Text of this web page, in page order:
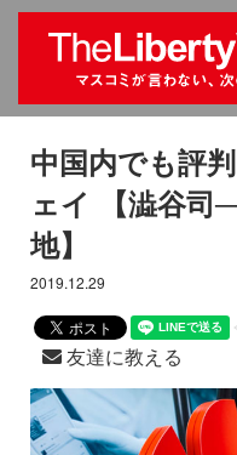
中国内でも評
ェイ 【澁谷司
地】
2019.12.29
友達に教える